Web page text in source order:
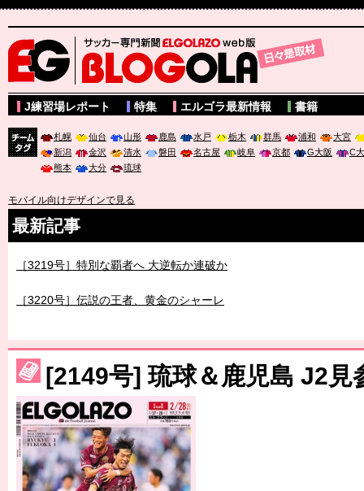
サッカー専門新聞ELGOLAZO web版 BLOGOLA
J練習場レポート 特集 エルゴラ最新情報 書籍
札幌 仙台 山形 鹿島 水戸 栃木 群馬 浦和
大宮
新潟
金沢 清水 磐田 名古屋 岐阜 京都 G大阪
C
熊本
大分 琉球
モバイル向けデザインで見る
最新記事
［3219号］特別な覇者へ 大逆転か連破か
［3230号］世界一への夢は終わらない
［3223号］一丸。日本出陣
［3222号］史上最大のW杯開幕 注目は「個」
[2149号] 琉球＆鹿児島 J2見